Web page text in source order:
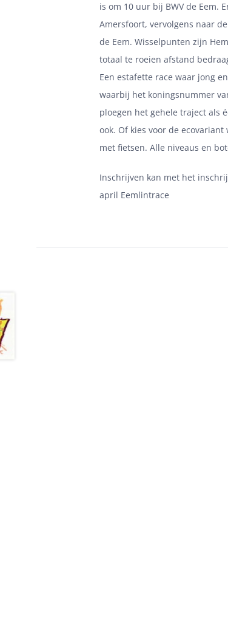
is om 10 uur bij BWV de Eem.
Amersfoort, vervolgens naar
de Eem. Wisselpunten zijn
totaal te roeien afstand
Een estafette race waar jong
waarbij het koningsnummer
ploegen het gehele traject als
ook. Of kies voor de
met fietsen. Alle niveaus en
Inschrijven kan met het
april Eemlintrace